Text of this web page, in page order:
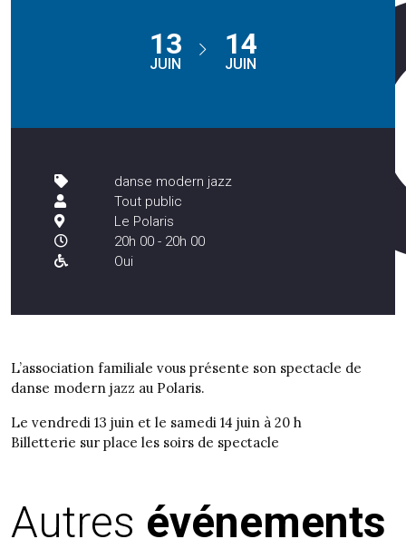
13
JUIN
14
JUIN
danse modern jazz
Tout public
Le Polaris
20h 00 - 20h 00
Oui
L’association familiale vous présente son spectacle de
danse modern jazz au Polaris.
Le vendredi 13 juin et le samedi 14 juin à 20 h
Billetterie sur place les soirs de spectacle
Autres événements